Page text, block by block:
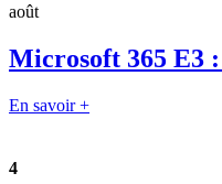
août
Microsoft 365 E3
En savoir +
4